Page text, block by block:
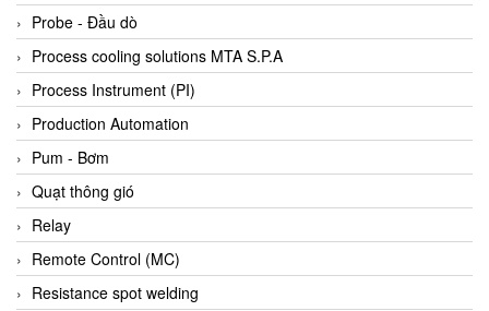
Binder Connector
Biotech
BirdX Vietnam
BK Vibro
Black Box
BlackBox Vietnam
BLAGDON PUMP
Bloom Engineering
Boneng
Probe - Đầu dò
Process cooling solutions MTA S.P.A
Process Instrument (PI)
Production Automation
Pum - Bơm
Quạt thông gió
Relay
Remote Control (MC)
Resistance spot welding